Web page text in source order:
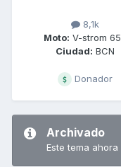
8,1k
Moto: V-strom
Ciudad: BCN
Donador
Archivado
Este tema